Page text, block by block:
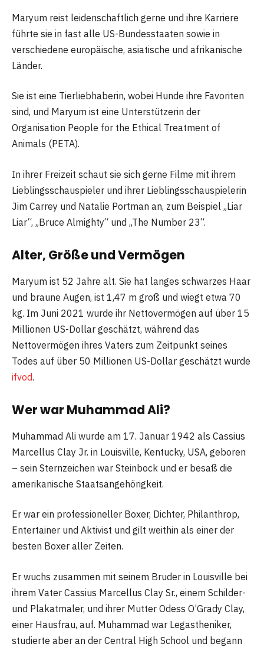
Maryum reist leidenschaftlich gerne und ihre Karriere
führte sie in fast alle US-Bundesstaaten sowie in
verschiedene europäische, asiatische und afrikanische
Länder.
Sie ist eine Tierliebhaberin, wobei Hunde ihre Favoriten
sind, und Maryum ist eine Unterstützerin der
Organisation People for the Ethical Treatment of
Animals (PETA).
In ihrer Freizeit schaut sie sich gerne Filme mit ihrem
Lieblingsschauspieler und ihrer Lieblingsschauspielerin
Jim Carrey und Natalie Portman an, zum Beispiel „Liar
Liar“, „Bruce Almighty“ und „The Number 23“.
Alter, Größe und Vermögen
Maryum ist 52 Jahre alt. Sie hat langes schwarzes Haar
und braune Augen, ist 1,47 m groß und wiegt etwa 70
kg. Im Juni 2021 wurde ihr Nettovermögen auf über 15
Millionen US-Dollar geschätzt, während das
Nettovermögen ihres Vaters zum Zeitpunkt seines
Todes auf über 50 Millionen US-Dollar geschätzt wurde
ifvod.
Wer war Muhammad Ali?
Muhammad Ali wurde am 17. Januar 1942 als Cassius
Marcellus Clay Jr. in Louisville, Kentucky, USA, geboren
– sein Sternzeichen war Steinbock und er besaß die
amerikanische Staatsangehörigkeit.
Er war ein professioneller Boxer, Dichter, Philanthrop,
Entertainer und Aktivist und gilt weithin als einer der
besten Boxer aller Zeiten.
Er wuchs zusammen mit seinem Bruder in Louisville bei
ihrem Vater Cassius Marcellus Clay Sr., einem Schilder-
und Plakatmaler, und ihrer Mutter Odess O’Grady Clay,
einer Hausfrau, auf. Muhammad war Legastheniker,
studierte aber an der Central High School und begann